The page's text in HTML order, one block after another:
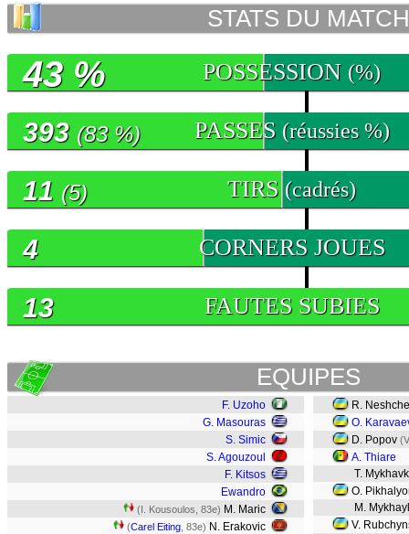
STATS DU MATCH
POSSESSION (%)
43 %
PASSES (réussies %)
393 (83 %)
TIRS (cadrés)
11 (5)
CORNERS JOUES
4
FAUTES SUBIES
13
EQUIPES
F. Uzoho
G. Masouras
S. Simic
S. Agouzoul
F. Kitsos
Ewandro
(I. Kousoulos, 83e) M. Maric
(Carel Eiting , 83e) N. Erakovic
R.
O.
D. Popov
A. Thiare
T.
O.
M.
V.